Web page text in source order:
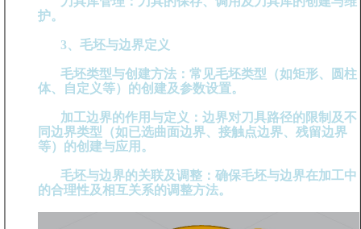
护。
3、毛坯与边界定义
毛坯类型与创建方法：常见毛坯类型（如矩形、圆柱
体、自定义等）的创建及参数设置。
加工边界的作用与定义：边界对刀具路径的限制及不
同边界类型（如已选曲面边界、接触点边界、残留边界
等）的创建与应用。
毛坯与边界的关联及调整：确保毛坯与边界在加工中
的合理性及相互关系的调整方法。